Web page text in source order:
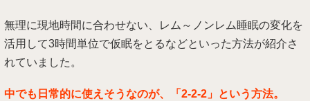
無理に現地時間に合わせない、レム～ノンレム睡眠の変化を
活用して3時間単位で仮眠をとるなどといった方法が紹介さ
れていました。
中でも日常的に使えそうなのが、「2-2-2」という方法。